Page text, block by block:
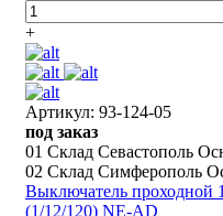
+
Артикул: 93-124-05
под заказ
01 Склад Севастополь
02 Склад Симферополь
Выключатель проходной
(1/12/120) NE-AD